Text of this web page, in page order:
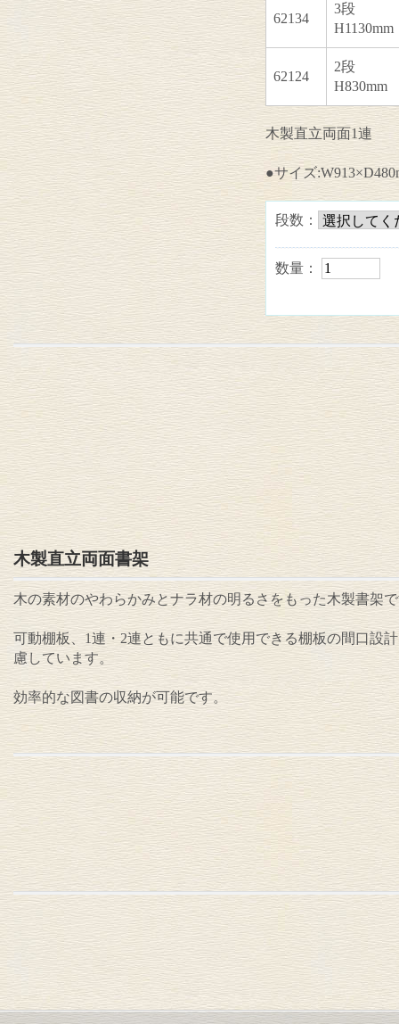
62134
3段
H1130mm
62124
2段
H830mm
木製直立両面1連
●サイズ
段数：
数量：
木製直立両面書架
木の素材のやわらかみとナラ材の明るさをもった木製書架
可動棚板、1連・2連ともに共通で使用できる棚板の間口設
慮しています。
効率的な図書の収納が可能です。